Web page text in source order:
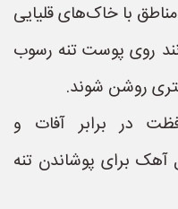
با خاک‌های قلیایی
روی پوست تنه رسوب
روشن شوند.
در برابر آفات و
برای پوشاندن تنه